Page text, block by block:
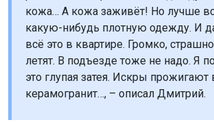
путешественникам. Зато всё было
– Мы всё это проверяли: роняли на
кирпичи. Лучше пусть сломается до
во время неё, – рассуждал